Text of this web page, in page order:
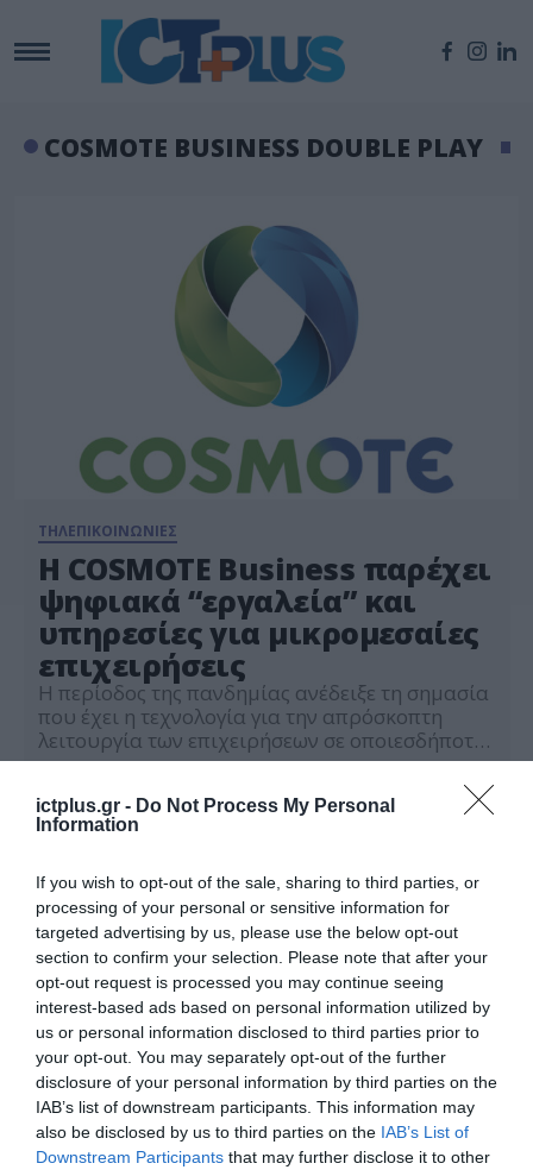
ictplus.gr - Do Not Process My Personal
Information
If you wish to opt-out of the sale, sharing to third parties, or
processing of your personal or sensitive information for
targeted advertising by us, please use the below opt-out
section to confirm your selection. Please note that after your
opt-out request is processed you may continue seeing
interest-based ads based on personal information utilized by
us or personal information disclosed to third parties prior to
your opt-out. You may separately opt-out of the further
disclosure of your personal information by third parties on the
IAB’s list of downstream participants. This information may
also be disclosed by us to third parties on the IAB’s List of
Downstream Participants that may further disclose it to other
COSMOTE BUSINESS DOUBLE PLAY
ΤΗΛΕΠΙΚΟΙΝΩΝΙΕΣ
Η COSMOTE Business παρέχει
ψηφιακά “εργαλεία” και
υπηρεσίες για μικρομεσαίες
επιχειρήσεις
Η περίοδος της πανδημίας ανέδειξε τη σημασία
που έχει η τεχνολογία για την απρόσκοπτη
λειτουργία των επιχειρήσεων σε οποιεσδήποτε
συνθήκες, όπως διαπιστώθηκε από την έρευνα
Οικονομικού Πανεπιστημίου Αθηνών για
λογαριασμό της COSMOTE. Mε το portfolio
δημιουργήσει μια σειρά από υπηρεσίες, για να
καλύψει τις […]